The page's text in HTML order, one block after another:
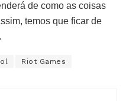
de como as coisas
temos que ficar de
Riot Games